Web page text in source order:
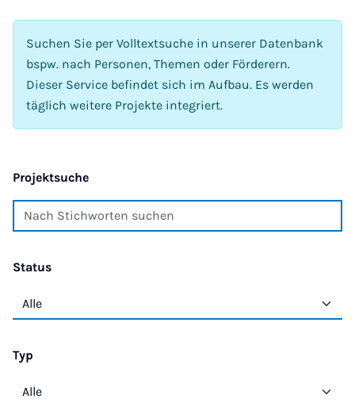
Suchen Sie per Volltextsuche in unserer Datenbank
bspw. nach Personen, Themen oder Förderern.
Dieser Service befindet sich im Aufbau. Es werden
täglich weitere Projekte integriert.
Projektsuche
Status
Typ